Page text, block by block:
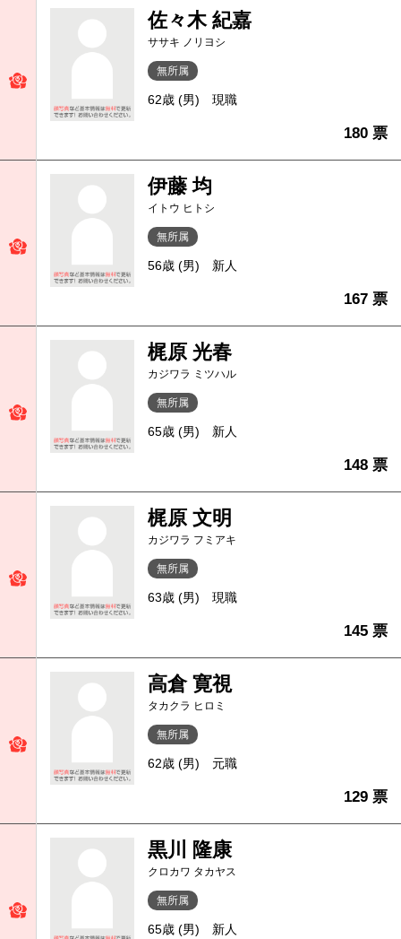
佐々木 紀嘉
ササキ ノリヨシ
無所属
62歳 (男) 現職
180 票
伊藤 均
イトウ ヒトシ
無所属
56歳 (男) 新人
167 票
梶原 光春
カジワラ ミツハル
無所属
65歳 (男) 新人
148 票
梶原 文明
カジワラ フミアキ
無所属
63歳 (男) 現職
145 票
高倉 寛視
タカクラ ヒロミ
無所属
62歳 (男) 元職
129 票
黒川 隆康
クロカワ タカヤス
無所属
65歳 (男) 新人